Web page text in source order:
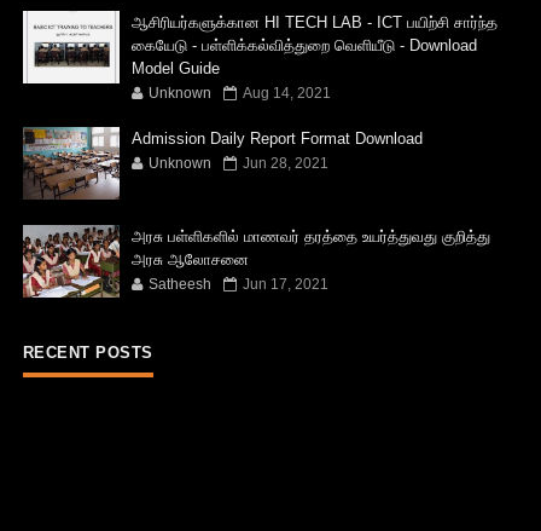
ஆசிரியர்களுக்கான HI TECH LAB - ICT பயிற்சி சார்ந்த
கையேடு - பள்ளிக்கல்வித்துறை வெளியீடு - Download
Model Guide
Unknown Aug 14, 2021
Admission Daily Report Format Download
Unknown Jun 28, 2021
அரசு பள்ளிகளில் மாணவர் தரத்தை உயர்த்துவது குறித்து
அரசு ஆலோசனை
Satheesh Jun 17, 2021
RECENT POSTS